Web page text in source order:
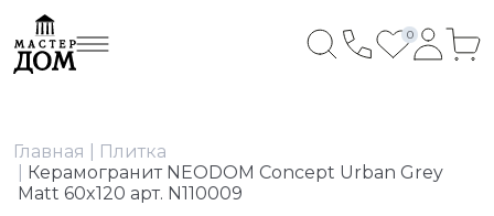
0
Главная
Плитка
Керамогранит NEODOM Concept Urban Grey
Matt 60x120 арт. N110009